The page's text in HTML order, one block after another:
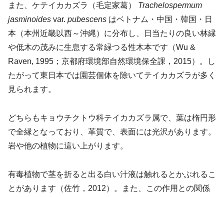
また、ケテイカカズラ（毛定家葛） Trachelospermum
jasminoides var. pubescens はベトナム・中国・韓国・日
本（本州近畿以西～沖縄）に分布し、日当たりの良い林縁
や低木の茂みに生息する常緑つる性木本です（Wu &
Raven, 1995；京都府環境部自然環境保全課，2015）。し
たがって東日本では園芸個体を除いてテイカカズラが多く
見られます。
どちらもキョウチクトウ科テイカカズラ属で、葉は楕円形
で全縁となっており、革質で、表面には光沢があります。
岩や他の植物に這い上がります。
有毒植物で茎を折ると出る白い汁液は触れるとかぶれるこ
とがあります（佐竹，2012）。また、この作用との関係